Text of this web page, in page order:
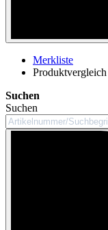
Merkliste
Produktvergleich
Suchen
Suchen